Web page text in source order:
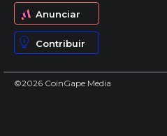
Anunciar
Contribuir
©2026 CoinGape Media